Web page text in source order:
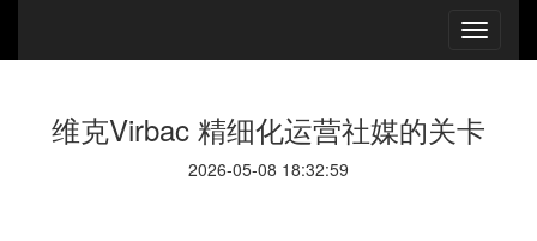
维克Virbac 精细化运营社媒的关卡
2026-05-08 18:32:59